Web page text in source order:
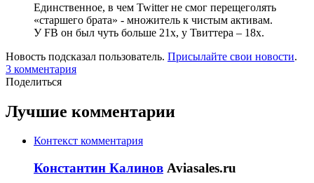
Единственное, в чем Twitter не смог перещеголять
«старшего брата» - множитель к чистым активам.
У FB он был чуть больше 21х, у Твиттера – 18х.
Новость подсказал пользователь. Присылайте свои новости.
3 комментария
Поделиться
Лучшие комментарии
Контекст комментария
Константин Калинов Aviasales.ru